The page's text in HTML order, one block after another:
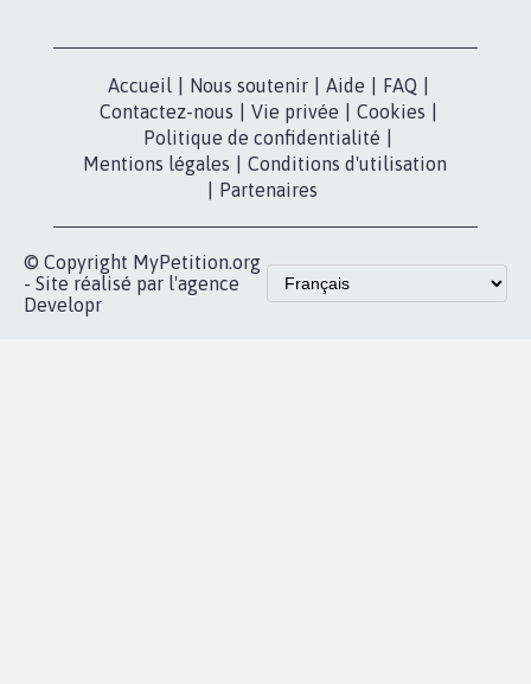
Accueil Nous soutenir Aide FAQ
Contactez-nous
Vie privée Cookies
Politique de confidentialité
Mentions légales
Conditions d'utilisation
Partenaires
© Copyright MyPetition.org
- Site réalisé par l'agence
Developr